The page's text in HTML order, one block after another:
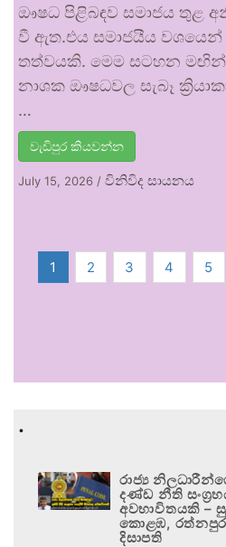
ඖෂධ පිළිබඳව සමාජය තුළ
වී ඇත.එය සමාජයීය වශයෙන්
තත්වයකි. මෙම සටහන මඟින්
නාශක ඖෂධවල සැබෑ
…
වැඩිපුර කියවන්න
July 15, 2026 / විනිවිද සායනය
1 2 3 4 5
.
රාජ්‍ය
දණ්ඩ නීති
අවභාවිතයකි –
කොළඹ,
දිසාපති